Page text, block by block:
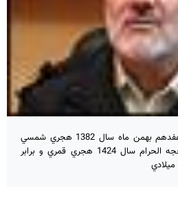
خبرگزاري "مهر": امروز جمعه هفدهم بهمن ماه سال 1382 هجري شمسي
مقارن است با چهاردهم ذي حجه الحرام سال 1424 هجري قمري و برابر